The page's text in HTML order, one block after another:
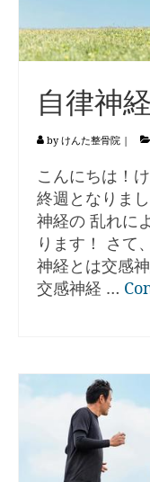
自律神
byけんた整骨院 |
こんにちは！
終週となりま
神経の 乱れに
ります！ さて
神経とは交感
交感神経 …